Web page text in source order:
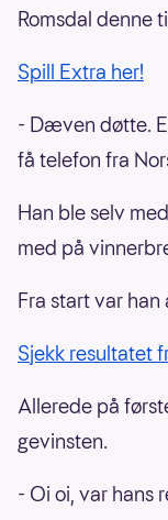
Romsdal denne
Spill Extra her!
- Dæven døtte.
få telefon fra
Han ble selv
med på
Fra start var
Sjekk resultatet
Allerede på
gevinsten.
- Oi oi, var hans